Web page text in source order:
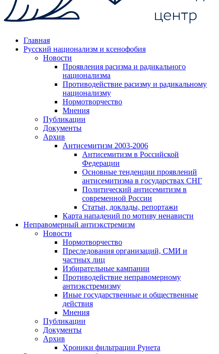
Главная
Русский национализм и ксенофобия
Новости
Проявления расизма и радикального
национализма
Противодействие расизму и радикальному
национализму
Нормотворчество
Мнения
Публикации
Документы
Архив
Антисемитизм 2003-2006
Антисемитизм в Российской
Федерации
Основные тенденции проявлений
антисемитизма в государствах СНГ
Политический антисемитизм в
современной России
Статьи, доклады, репортажи
Карта нападений по мотиву ненависти
Неправомерный антиэкстремизм
Новости
Нормотворчество
Преследования организаций, СМИ и
частных лиц
Избирательные кампании
Противодействие неправомерному
антиэкстремизму
Иные государственные и общественные
действия
Мнения
Публикации
Документы
Архив
Хроники фильтрации Рунета